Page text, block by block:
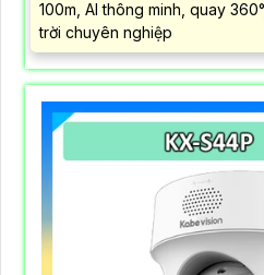
100m, AI thông minh, quay
trời chuyên nghiệp